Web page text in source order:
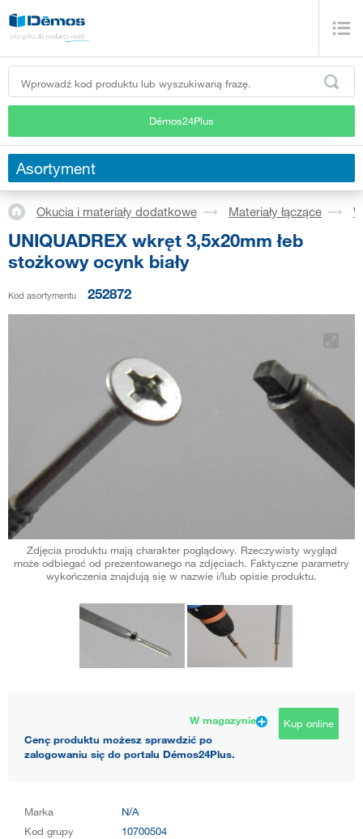
Démos24Plus
Asortyment
Okucia i materiały dodatkowe Materiały łączące
UNIQUADREX wkręt 3,5x20mm łeb
stożkowy ocynk biały
Kod asortymentu 252872
Zdjęcia produktu mają charakter poglądowy. Rzeczywisty wygląd
może odbiegać od prezentowanego na zdjęciach. Faktyczne parametry
wykończenia znajdują się w nazwie i/lub opisie produktu.
W magazynie
Cenę produktu możesz sprawdzić po
zalogowaniu się do portalu Démos24Plus.
Kup online
Marka
N/A
Kod grupy
10700504